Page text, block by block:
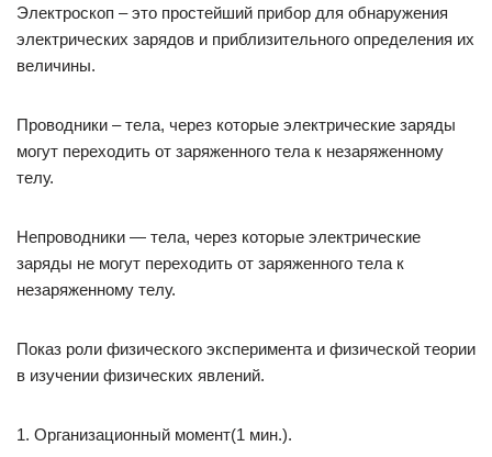
Электроскоп – это простейший прибор для обнаружения
электрических зарядов и приблизительного определения их
величины.
Проводники – тела, через которые электрические заряды
могут переходить от заряженного тела к незаряженному
телу.
Непроводники — тела, через которые электрические
заряды не могут переходить от заряженного тела к
незаряженному телу.
Показ роли физического эксперимента и физической теории
в изучении физических явлений.
1. Организационный момент(1 мин.).